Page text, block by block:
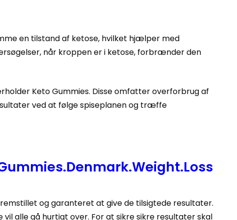
en tilstand af ketose, hvilket hjælper med
når kroppen er i ketose, forbrænder den
Keto Gummies. Disse omfatter overforbrug af
ved at følge spiseplanen og træffe
og garanteret at give de tilsigtede resultater.
alle gå hurtigt over. For at sikre sikre resultater skal